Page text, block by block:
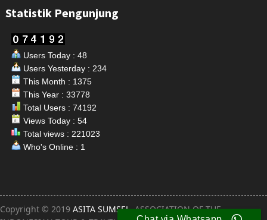
Statistik Pengunjung
Users Today : 48
Users Yesterday : 234
This Month : 1375
This Year : 33778
Total Users : 74192
Views Today : 54
Total views : 221023
Who's Online : 1
Copyright © 2019 ASITA SUMSEL. ASSOCIATION OF THE